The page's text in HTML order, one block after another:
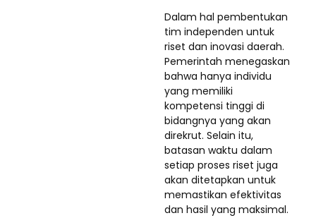
Dalam hal pembentukan
tim independen untuk
riset dan inovasi daerah.
Pemerintah menegaskan
bahwa hanya individu
yang memiliki
kompetensi tinggi di
bidangnya yang akan
direkrut. Selain itu,
batasan waktu dalam
setiap proses riset juga
akan ditetapkan untuk
memastikan efektivitas
dan hasil yang maksimal.